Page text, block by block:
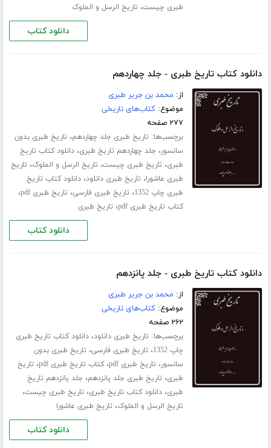
طبری چیست، تاریخ الرسل و الملوک
دانلود کتاب
دانلود کتاب تاریخ طبری - جلد چهاردهم
از: محمد بن جریر طبری
موضوع:کتاب‌های تاریخی
۲۷۷ صفحه
برچسب‌ها: تاریخ طبری جلد ‌چهاردهم، تاریخ طبری بدون
سانسور، جلد چهاردهم تاریخ طبری،دانلود کتاب تاریخ
طبری، تاریخ طبری چیست، تاریخ الرسل و الملوک، تاریخ
طبری عاشورا، تاریخ طبری دانلود،دانلود کتاب تاریخ
طبری چاپ 1352
، تاریخ طبری فارسی، تاریخ طبری pdf ،
کتاب تاریخ طبری pdf ، تاریخ طبری
دانلود کتاب
دانلود کتاب تاریخ طبری - جلد پانزدهم
از: محمد بن جریر طبری
موضوع:کتاب‌های تاریخی
۲۶۲ صفحه
برچسب‌ها: تاریخ طبری دانلود،دانلود کتاب تاریخ طبری
چاپ 1352
، تاریخ طبری فارسی، تاریخ طبری بدون
سانسور، تاریخ طبری pdf ،کتاب تاریخ طبری pdf ، تاریخ
طبری، تاریخ طبری جلد ‌پانزدهم، جلد پانزدهم تاریخ
طبری،دانلود کتاب تاریخ طبری، تاریخ طبری چیست،
تاریخ الرسل و الملوک، تاریخ طبری عاشورا
دانلود کتاب